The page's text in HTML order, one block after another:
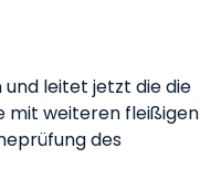
leitet jetzt die die
mit weiteren fleißigen
des